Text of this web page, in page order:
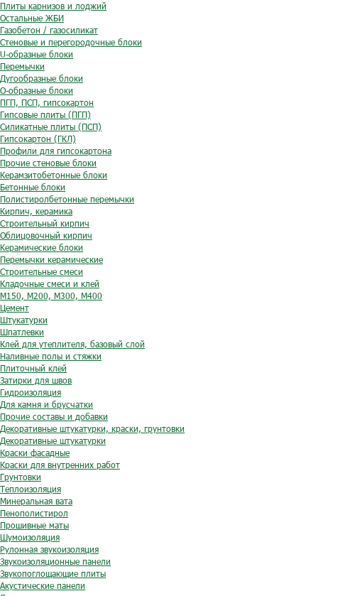
Плиты карнизов и лоджий
Остальные ЖБИ
Газобетон / газосиликат
Стеновые и перегородочные блоки
U-образные блоки
Перемычки
Дугообразные блоки
O-образные блоки
ПГП, ПСП, гипсокартон
Гипсовые плиты (ПГП)
Силикатные плиты (ПСП)
Гипсокартон (ГКЛ)
Профили для гипсокартона
Прочие стеновые блоки
Керамзитобетонные блоки
Бетонные блоки
Полистиролбетонные перемычки
Кирпич, керамика
Строительный кирпич
Облицовочный кирпич
Керамические блоки
Перемычки керамические
Строительные смеси
Кладочные смеси и клей
М150, М200, М300, М400
Цемент
Штукатурки
Шпатлевки
Клей для утеплителя, базовый слой
Наливные полы и стяжки
Плиточный клей
Затирки для швов
Гидроизоляция
Для камня и брусчатки
Прочие составы и добавки
Декоративные штукатурки, краски, грунтовки
Декоративные штукатурки
Краски фасадные
Краски для внутренних работ
Грунтовки
Теплоизоляция
Минеральная вата
Пенополистирол
Прошивные маты
Шумоизоляция
Рулонная звукоизоляция
Звукоизоляционные панели
Звукопоглощающие плиты
Акустические панели